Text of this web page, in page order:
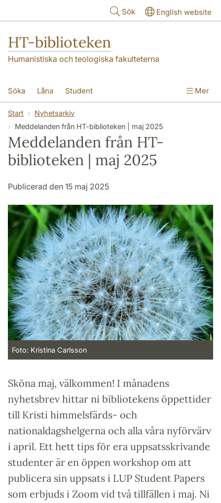
Sök English website
HT-biblioteken
Humanistiska och teologiska fakulteterna
Söka Låna Student
Forskare/doktorand
Mer
Start
Nyhetsarkiv
Meddelanden från HT-biblioteken | maj 2025
Meddelanden från HT-
biblioteken | maj 2025
Publicerad den 15 maj 2025
Foto: Kristina Carlsson
Sköna maj, välkommen! I månadens
nyhetsbrev hittar ni bibliotekens öppettider
till Kristi himmelsfärds- och
nationaldagshelgerna och alla våra nyförvärv
i april. Ett hett tips för era uppsatsskrivande
studenter är en öppen workshop om att
publicera sin uppsats i LUP Student Papers
som erbjuds i Zoom vid två tillfällen i maj. Ni